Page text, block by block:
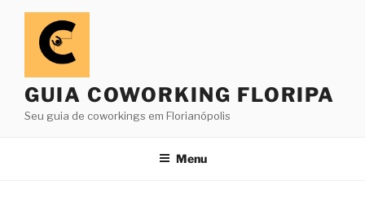
Pular
conteúdo
GUIA COWORKING FLORIPA
Seu guia de coworkings em Florianópolis
Menu